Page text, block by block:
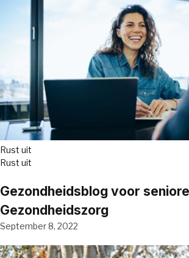
Rust uit
Rust uit
Gezondheidsblog voor
Gezondheidszorg
September 8, 2022